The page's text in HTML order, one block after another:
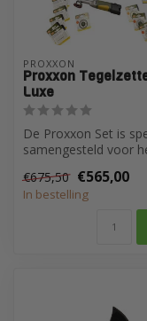
PROXXON
Proxxon
Luxe
De Proxxon Set is
samengesteld voor
van ...
€675,50 €565,00
In bestelling